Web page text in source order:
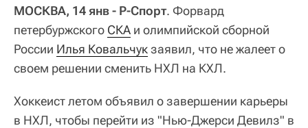
МОСКВА, 14 янв - Р-Спорт. Форвард
петербуржского СКА и олимпийской сборной
России Илья Ковальчукзаявил, что не жалеет о
своем решении сменить НХЛ на КХЛ.
Хоккеист летом объявил о завершении карьеры
в НХЛ, чтобы перейти из "Нью-Джерси Девилз" в